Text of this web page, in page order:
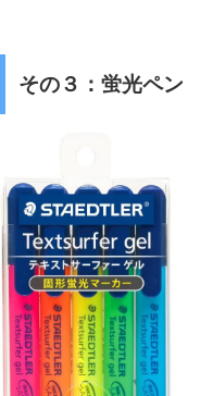
その３：蛍光ペン